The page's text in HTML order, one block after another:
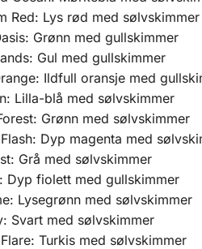
Red: Lys rød med sølvskimmer
Grønn med gullskimmer
Gul med gullskimmer
Ildfull oransje med
Lilla-blå med sølvskimmer
Grønn med sølvskimmer
Dyp magenta med
Grå med sølvskimmer
Dyp fiolett med gullskimmer
Lysegrønn med sølvskimmer
Svart med sølvskimmer
Turkis med sølvskimmer